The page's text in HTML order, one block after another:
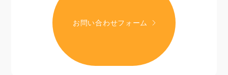
お問い合わせフォーム